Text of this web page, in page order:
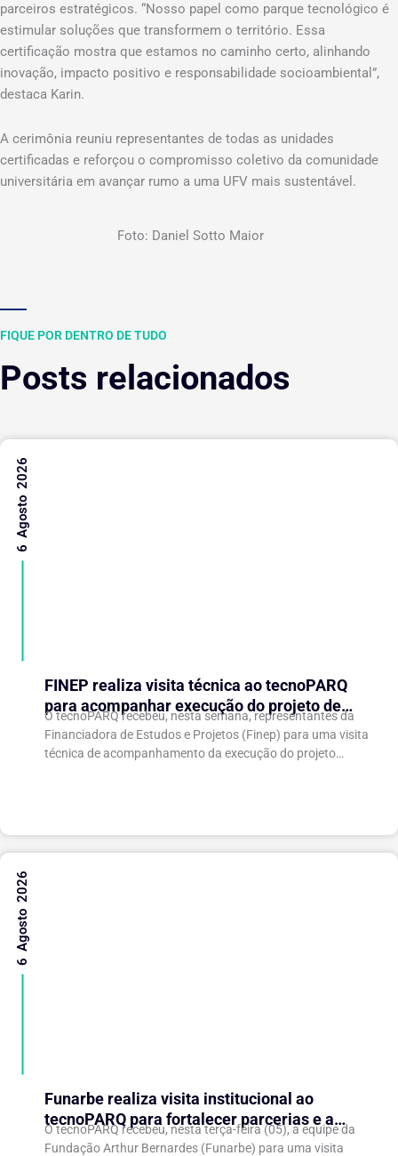
parceiros estratégicos. “Nosso papel como parque tecnológico é
estimular soluções que transformem o território. Essa
certificação mostra que estamos no caminho certo, alinhando
inovação, impacto positivo e responsabilidade socioambiental”,
destaca Karin.
A cerimônia reuniu representantes de todas as unidades
certificadas e reforçou o compromisso coletivo da comunidade
universitária em avançar rumo a uma UFV mais sustentável.
Foto: Daniel Sotto Maior
FIQUE POR DENTRO DE TUDO
Posts relacionados
FINEP realiza visita técnica ao tecnoPARQ
para acompanhar execução do projeto de
expansão do Parque Tecnológico
O tecnoPARQ recebeu, nesta semana, representantes da
Financiadora de Estudos e Projetos (Finep) para uma visita
técnica de acompanhamento da execução do projeto
6 Agosto 2026
Funarbe realiza visita institucional ao
tecnoPARQ para fortalecer parcerias e a
gestão da inovação
O tecnoPARQ recebeu, nesta terça-feira (05), a equipe da
Fundação Arthur Bernardes (Funarbe) para uma visita
6 Agosto 2026